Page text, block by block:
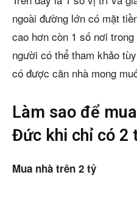
ngoài đường lớn có mặt
cao hơn còn 1 số nơi
người có thể tham khảo
có được căn nhà mong
Làm sao để
Đức khi chỉ có 2
Mua nhà trên 2 tỷ